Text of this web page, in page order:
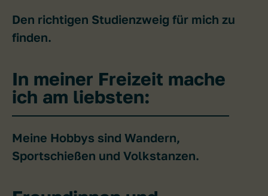
Den richtigen Studienzweig für mich zu
finden.
In meiner Freizeit mache
ich am liebsten:
Meine Hobbys sind Wandern,
Sportschießen und Volkstanzen.